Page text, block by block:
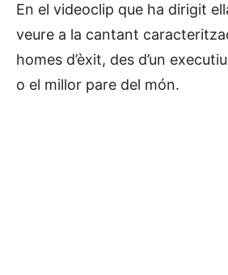
En el videoclip que ha dirigit
veure a la cantant
homes d’èxit, des d’un
o el millor pare del món.